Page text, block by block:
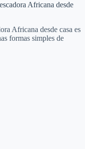
Africana desde
Africana desde casa es
formas simples de